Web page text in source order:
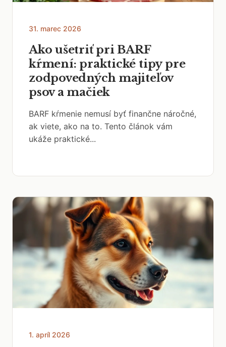
31. marec 2026
Ako ušetriť pri BARF
kŕmení: praktické tipy pre
zodpovedných majiteľov
psov a mačiek
BARF kŕmenie nemusí byť finančne náročné,
ak viete, ako na to. Tento článok vám
ukáže praktické...
1. apríl 2026